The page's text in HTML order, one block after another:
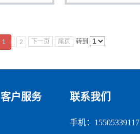
1 2 下一页 尾页 转到
客户服务 联系我们
手机：15505339117